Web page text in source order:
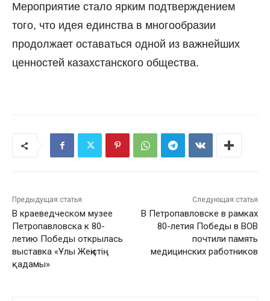
Мероприятие стало ярким подтверждением
того, что идея единства в многообразии
продолжает оставаться одной из важнейших
ценностей казахстанского общества.
Предыдущая статья
В краеведческом музее
Петропавловска к 80-
летию Победы открылась
выставка «Ұлы Жеңістің
қадамы»
Следующая статья
В Петропавловске в рамках
80-летия Победы в ВОВ
почтили память
медицинских работников